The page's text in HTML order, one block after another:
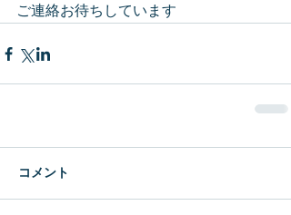
ご連絡お待ちしています
コメント